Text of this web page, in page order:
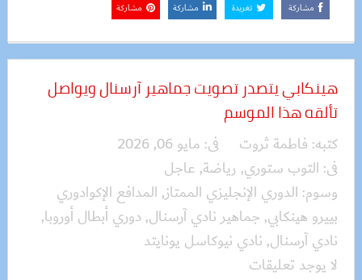
مشاركة تغريدة مشاركة مشاركة
هينكابي يتصدر تصويت جماهير آرسنال ويواصل
تألقه هذا الموسم
كتبه: فاطمة ثروت فى: مايو 06, 2026
فى: التوب ستوري, رياضة, عاجل
وسوم: الدوري الإنجليزي الممتاز, المدافع الإكوادوري
بييرو هينكابي, جماهير نادي آرسنال, دوري أبطال أوروبا,
نادي آرسنال, نادي نيوكاسل يونايتد
لا يوجد تعليقات